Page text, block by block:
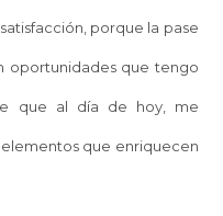
porque la pase
oportunidades que tengo
que al día de hoy, me
que enriquecen